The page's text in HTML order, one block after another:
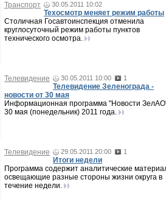
Транспорт 30.05.2011 10:02
Техосмотр меняет режим работы
Столичная Госавтоинспекция отменила
круглосуточный режим работы пунктов
технического осмотра.
Телевидение 30.05.2011 10:00 1
Телевидение Зеленограда -
новости от 30 мая
Информационная программа "Новости
30 мая (понедельник) 2011 года.
Телевидение 29.05.2011 20:00 1
Итоги недели
Программа содержит аналитические
освещающие разные стороны жизни округа в
течение недели.